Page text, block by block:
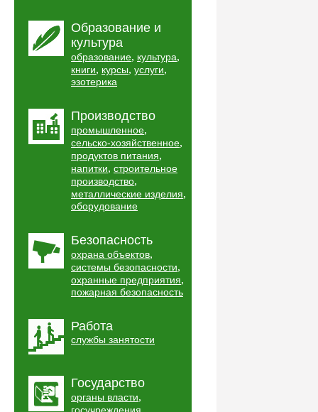
Образование и
культура
образование, культура,
книги, курсы, услуги,
эзотерика
Производство
промышленное,
сельско-хозяйственное,
продуктов питания,
напитки, строительное
производство,
металлические изделия,
оборудование
Безопасность
охрана объектов,
системы безопасности,
охранные предприятия,
пожарная безопасность
Работа
службы занятости
Государство
органы власти,